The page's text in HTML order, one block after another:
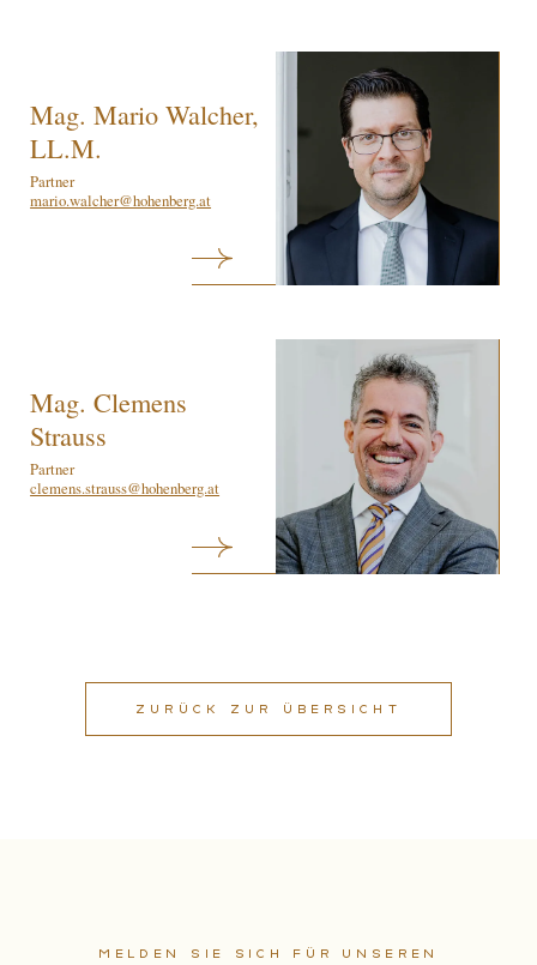
Mag. Mario Walcher,
LL.M.
Partner
mario.walcher@hohenberg.at
Mag. Clemens
Strauss
Partner
clemens.strauss@hohenberg.at
ZURÜCK ZUR ÜBERSICHT
Melden sie sich für unseren